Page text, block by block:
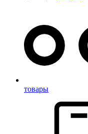
товары